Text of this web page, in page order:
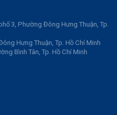
3, Phường Đông Hưng Thuận, Tp.
Hưng Thuận, Tp. Hồ Chí Minh
Bình Tân, Tp. Hồ Chí Minh